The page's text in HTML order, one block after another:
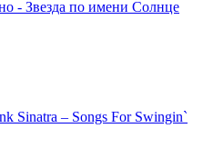
- Звезда по имени Солнце
Sinatra – Songs For Swingin`